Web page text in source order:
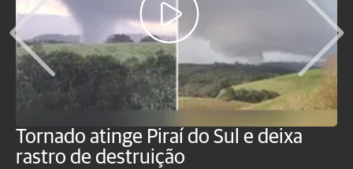
Tornado atinge Piraí do Sul e deixa
rastro de destruição